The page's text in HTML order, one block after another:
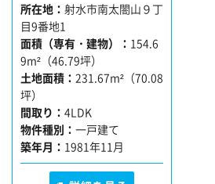
所在地
射水市南太閤山９丁
目9番地1
面積（専有・建物）
154.6
9m²（46.79坪）
土地面積
231.67m²（70.08
坪）
間取り
4LDK
物件種別
一戸建て
築年月
1981年11月